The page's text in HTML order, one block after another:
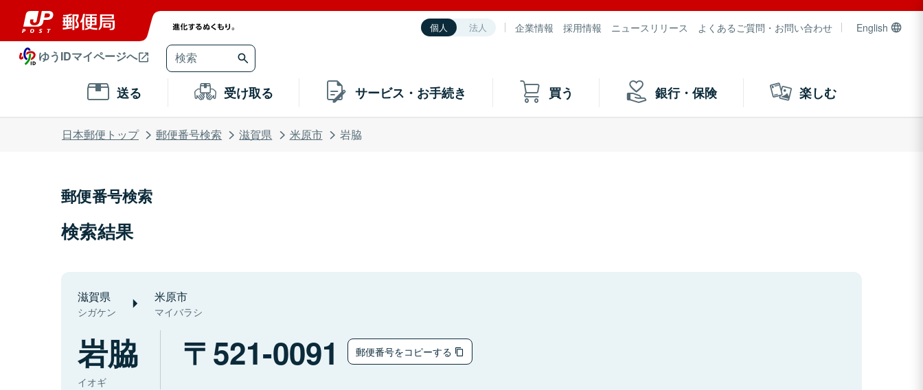
個人 法人 企業情報 採用情報 ニュースリリース よくあるご質問・お問い合わせ English
ゆうIDマイページへ
送る 受け取る サービス・お手続き 買う 銀行・保険 楽しむ
日本郵便トップ 郵便番号検索 滋賀県 米原市 岩脇
郵便番号検索
検索結果
滋賀県
シガケン
米原市
マイバラシ
岩脇
イオギ
521-0091 郵便番号をコピーする